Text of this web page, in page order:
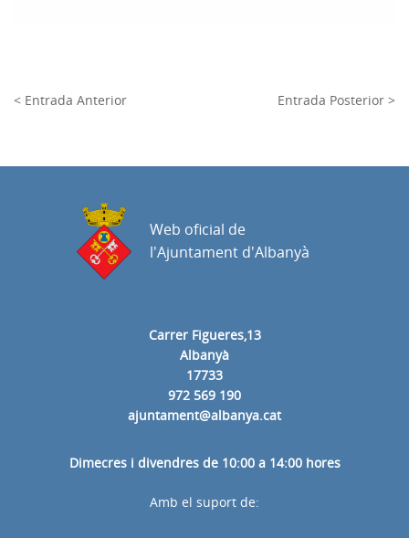
< Entrada Anterior Entrada Posterior >
Carrer Figueres,13
Albanyà
17733
972 569 190
ajuntament@albanya.cat
Dimecres i divendres de 10:00 a 14:00 hores
Web oficial de
l'Ajuntament d'Albanyà
Amb el suport de: